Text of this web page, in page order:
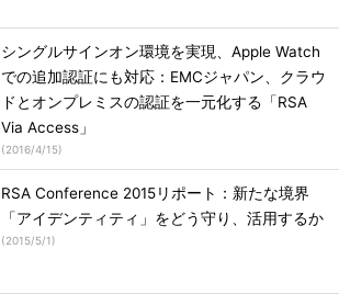
シングルサインオン環境を実現、Apple Watch
での追加認証にも対応：EMCジャパン、クラウ
ドとオンプレミスの認証を一元化する「RSA
Via Access」
(2016/4/15)
RSA Conference 2015リポート：新たな境界
「アイデンティティ」をどう守り、活用するか
(2015/5/1)